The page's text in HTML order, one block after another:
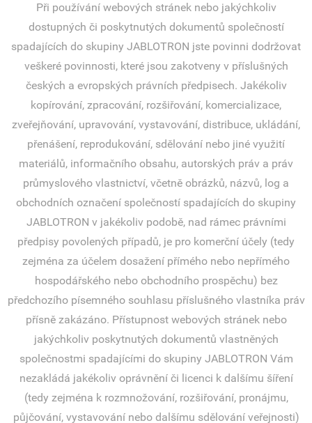
Při používání webových stránek nebo jakýchkoliv
dostupných či poskytnutých dokumentů společností
spadajících do skupiny JABLOTRON jste povinni dodržovat
veškeré povinnosti, které jsou zakotveny v příslušných
českých a evropských právních předpisech. Jakékoliv
kopírování, zpracování, rozšiřování, komercializace,
zveřejňování, upravování, vystavování, distribuce, ukládání,
přenášení, reprodukování, sdělování nebo jiné využití
materiálů, informačního obsahu, autorských práv a práv
průmyslového vlastnictví, včetně obrázků, názvů, log a
obchodních označení společností spadajících do skupiny
JABLOTRON v jakékoliv podobě, nad rámec právními
předpisy povolených případů, je pro komerční účely (tedy
zejména za účelem dosažení přímého nebo nepřímého
hospodářského nebo obchodního prospěchu) bez
předchozího písemného souhlasu příslušného vlastníka práv
přísně zakázáno. Přístupnost webových stránek nebo
jakýchkoliv poskytnutých dokumentů vlastněných
společnostmi spadajícími do skupiny JABLOTRON Vám
nezakládá jakékoliv oprávnění či licenci k dalšímu šíření
(tedy zejména k rozmnožování, rozšiřování, pronájmu,
půjčování, vystavování nebo dalšímu sdělování veřejnosti)